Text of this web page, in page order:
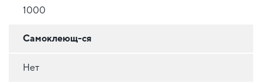
1000
Самоклеющ-ся
Нет